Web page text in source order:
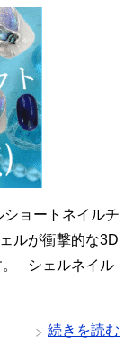
ョートネイルチ
ルが衝撃的な3D
。 シェルネイル
続きを読む